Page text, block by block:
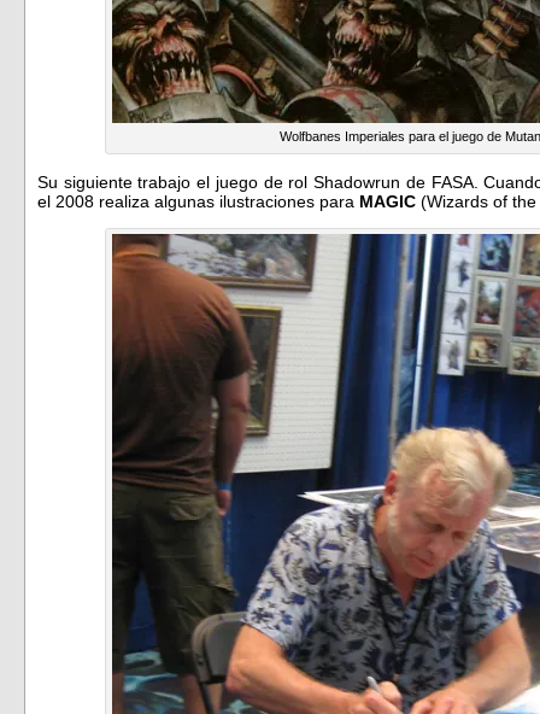
Wolfbanes Imperiales para el juego de
Su siguiente trabajo el juego de rol Shadowrun de FASA.
el 2008 realiza algunas ilustraciones para MAGIC (Wizards of